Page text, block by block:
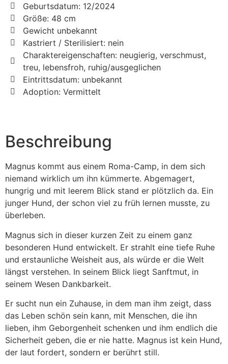
Geburtsdatum: 12/2024
Größe: 48 cm
Gewicht unbekannt
Kastriert / Sterilisiert: nein
Charaktereigenschaften: neugierig, verschmust,
treu, lebensfroh, ruhig/ausgeglichen
Eintrittsdatum: unbekannt
Adoption: Vermittelt
Beschreibung
Magnus kommt aus einem Roma-Camp, in dem sich
niemand wirklich um ihn kümmerte. Abgemagert,
hungrig und mit leerem Blick stand er plötzlich da. Ein
junger Hund, der schon viel zu früh lernen musste, zu
überleben.
Magnus sich in dieser kurzen Zeit zu einem ganz
besonderen Hund entwickelt. Er strahlt eine tiefe Ruhe
und erstaunliche Weisheit aus, als würde er die Welt
längst verstehen. In seinem Blick liegt Sanftmut, in
seinem Wesen Dankbarkeit.
Er sucht nun ein Zuhause, in dem man ihm zeigt, dass
das Leben schön sein kann, mit Menschen, die ihn
lieben, ihm Geborgenheit schenken und ihm endlich die
Sicherheit geben, die er nie hatte. Magnus ist kein Hund,
der laut fordert, sondern er berührt still.